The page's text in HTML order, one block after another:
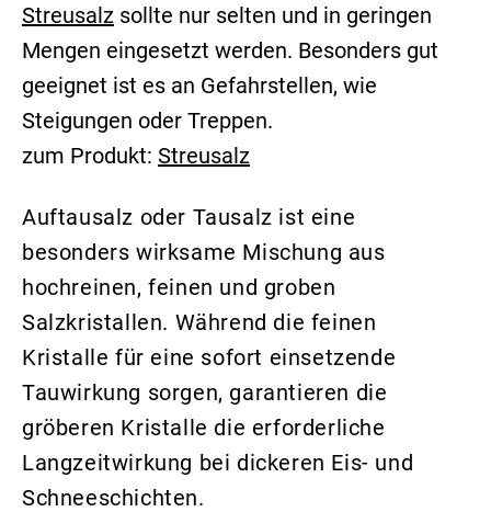
Streusalz sollte nur selten und in geringen
Mengen eingesetzt werden. Besonders gut
geeignet ist es an Gefahrstellen, wie
Steigungen oder Treppen.
zum Produkt: Streusalz
Auftausalz oder Tausalz ist eine
besonders wirksame Mischung aus
hochreinen, feinen und groben
Salzkristallen. Während die feinen
Kristalle für eine sofort einsetzende
Tauwirkung sorgen, garantieren die
gröberen Kristalle die erforderliche
Langzeitwirkung bei dickeren Eis- und
Schneeschichten.